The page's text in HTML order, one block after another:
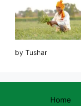
by Tushar
Home